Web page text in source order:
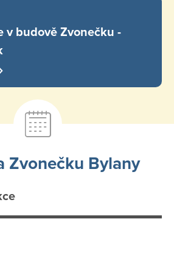
v budově Zvonečku -
Zvonečku Bylany